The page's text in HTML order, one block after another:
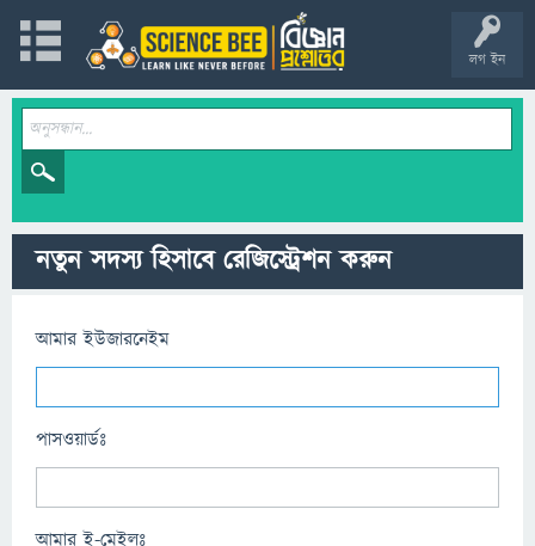
লগ ইন
নতুন সদস্য হিসাবে রেজিস্ট্রেশন করুন
আমার ইউজারনেইম
পাসওয়ার্ডঃ
আমার ই-মেইলঃ